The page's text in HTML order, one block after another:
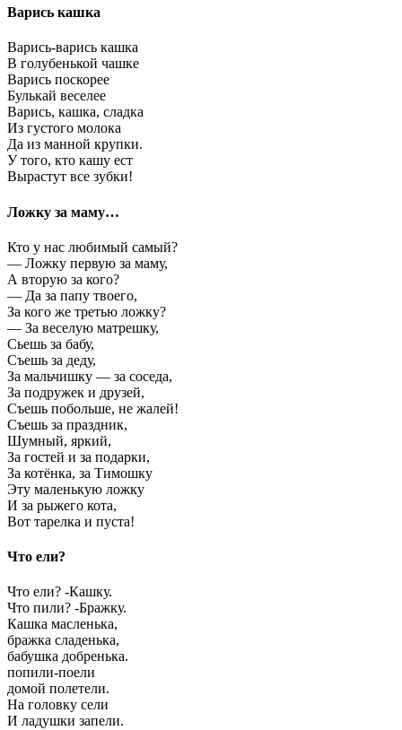
Варись кашка
Варись-варись кашка
В голубенькой чашке
Варись поскорее
Булькай веселее
Варись, кашка, сладка
Из густого молока
Да из манной крупки.
У того, кто кашу ест
Вырастут все зубки!
Ложку за маму…
Кто у нас любимый самый?
— Ложку первую за маму,
А вторую за кого?
— Да за папу твоего,
За кого же третью ложку?
— За веселую матрешку,
Сьешь за бабу,
Съешь за деду,
За мальчишку — за соседа,
За подружек и друзей,
Съешь побольше, не жалей!
Съешь за праздник,
Шумный, яркий,
За гостей и за подарки,
За котёнка, за Тимошку
Эту маленькую ложку
И за рыжего кота,
Вот тарелка и пуста!
Что ели?
Что ели? -Кашку.
Что пили? -Бражку.
Кашка масленька,
бражка сладенька,
бабушка добренька.
попили-поели
домой полетели.
На головку сели
И ладушки запели.